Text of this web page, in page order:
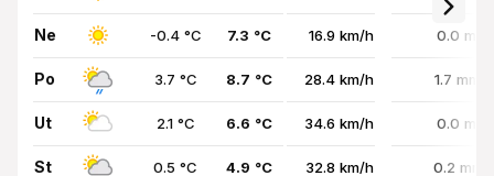
Ne -0.4 °C 7.3 °C 16.9 km/h 0.0 mm
Po 3.7 °C 8.7 °C 28.4 km/h 1.7 mm
Ut 2.1 °C 6.6 °C 34.6 km/h 0.0 mm
St 0.5 °C 4.9 °C 32.8 km/h 0.2 mm